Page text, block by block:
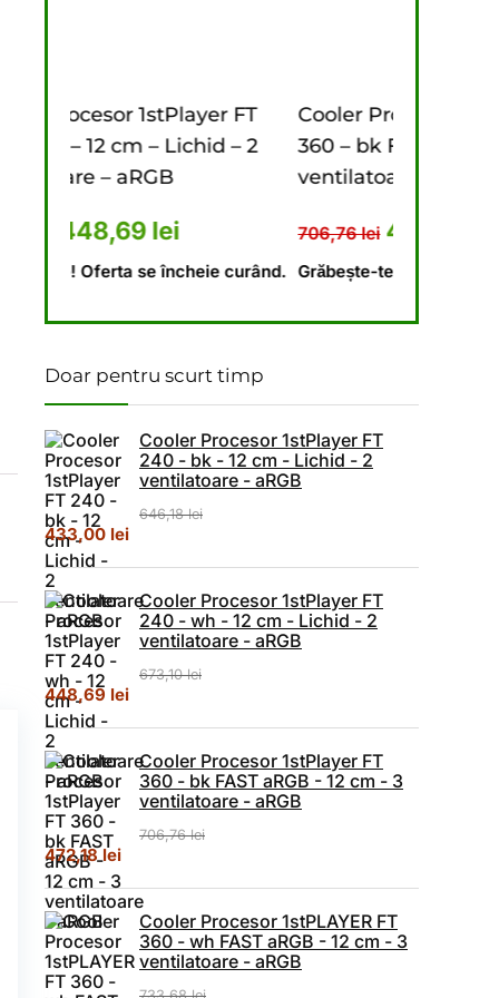
FT
– 2
a fost: 673,10 lei.
Prețul curent este: 448,69 lei.
curând.
Cooler Procesor 1stPlayer FT
360 – bk FAST aRGB – 12 cm – 3
ventilatoare – aRGB
706,76lei Prețul inițial a fost:
leiPrețul curent
Grăbește-te! Oferta se încheie curând.
Doar pentru scurt timp
Cooler Procesor 1stPlayer FT
240 - bk - 12 cm - Lichid - 2
ventilatoare - aRGB
646,18lei
Prețul inițial a fost: 646,18 lei.
433,00 leiPrețul curent este: 433,00 lei.
Cooler Procesor 1stPlayer FT
240 - wh - 12 cm - Lichid - 2
ventilatoare - aRGB
673,10lei
Prețul inițial a fost: 673,10 lei.
448,69 leiPrețul curent este: 448,69 lei.
Cooler Procesor 1stPlayer FT
360 - bk FAST aRGB - 12 cm - 3
ventilatoare - aRGB
706,76lei
Prețul inițial a fost: 706,76 lei.
472,18leiPrețul curent este: 472,18 lei.
Cooler Procesor 1stPLAYER FT
360 - wh FAST aRGB - 12 cm - 3
ventilatoare - aRGB